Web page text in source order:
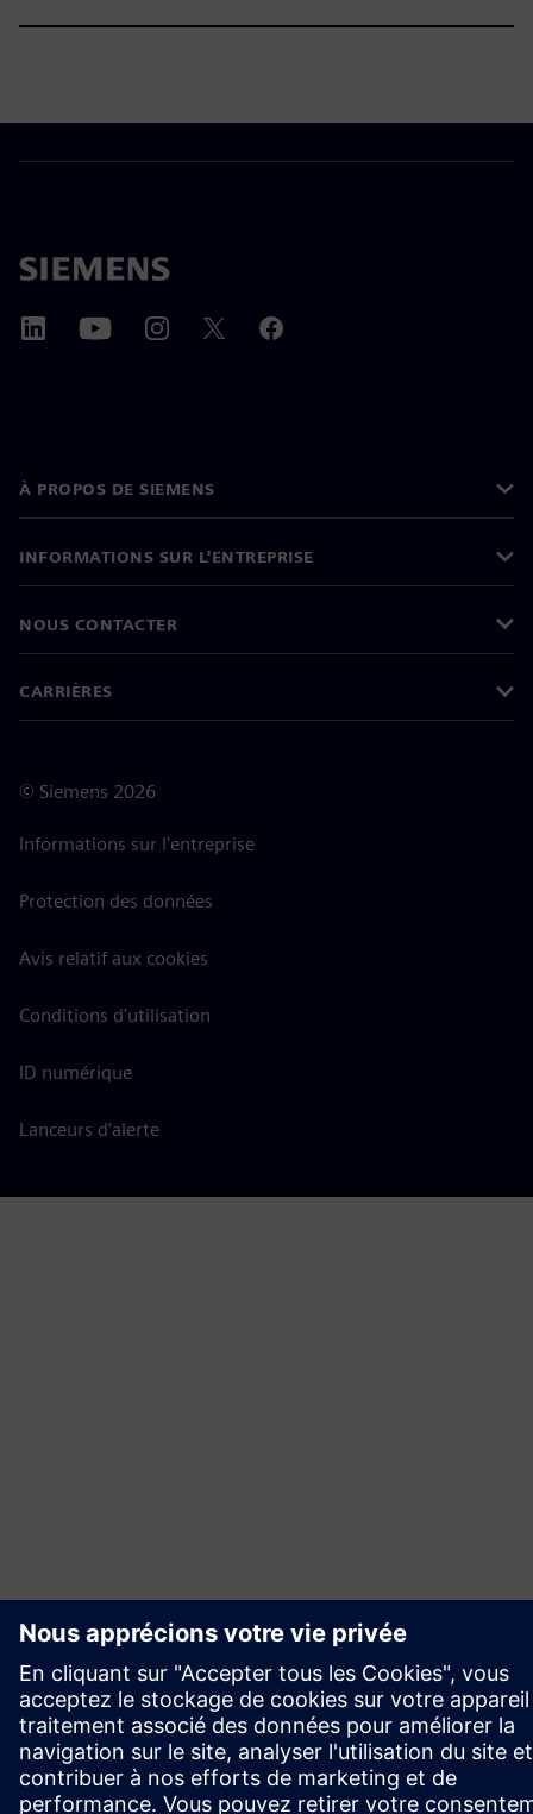
À PROPOS DE SIEMENS
INFORMATIONS SUR L'ENTREPRISE
NOUS CONTACTER
CARRIÈRES
© Siemens 2026
Informations sur l'entreprise
Protection des données
Avis relatif aux cookies
Conditions d'utilisation
ID numérique
Lanceurs d’alerte